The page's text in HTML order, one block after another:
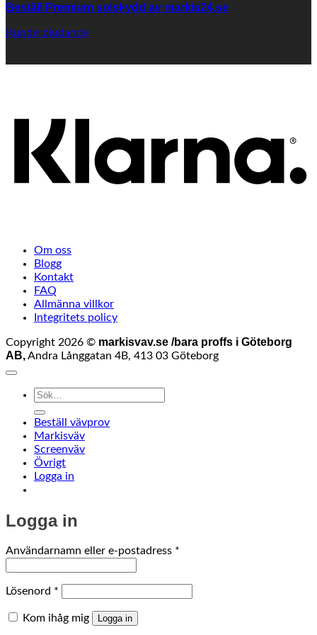
Beställ Premium solskydd av markis24.se
Kunderbjudande
Om oss
Blogg
Kontakt
FAQ
Allmänna villkor
Integritets policy
Copyright 2026 © markisvav.se /bara proffs i Göteborg
AB,Andra Långgatan 4B, 413 03 Göteborg
Sök
Beställ vävprov
Markisväv
Screenväv
Övrigt
Logga in
Logga in
Användarnamn eller e-postadress *
Lösenord *
Kom ihåg mig Logga in